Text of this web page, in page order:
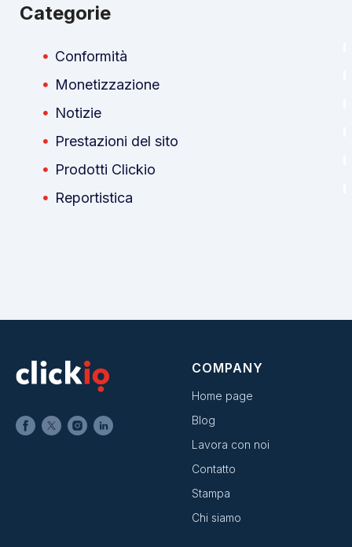
Categorie
Conformità
Monetizzazione
Notizie
Prestazioni del sito
Prodotti Clickio
Reportistica
COMPANY
Home page
Blog
Lavora con noi
Contatto
Stampa
Chi siamo